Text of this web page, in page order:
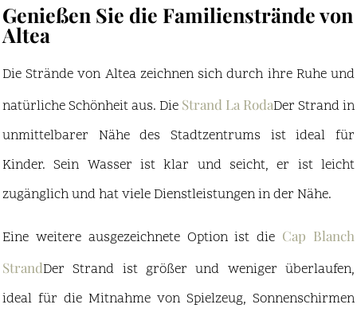
Genießen Sie die Familienstrände von
Altea
Die Strände von Altea zeichnen sich durch ihre Ruhe und
natürliche Schönheit aus. Die Strand La RodaDer Strand in
unmittelbarer Nähe des Stadtzentrums ist ideal für
Kinder. Sein Wasser ist klar und seicht, er ist leicht
zugänglich und hat viele Dienstleistungen in der Nähe.
Eine weitere ausgezeichnete Option ist die Cap Blanch
StrandDer Strand ist größer und weniger überlaufen,
ideal für die Mitnahme von Spielzeug, Sonnenschirmen